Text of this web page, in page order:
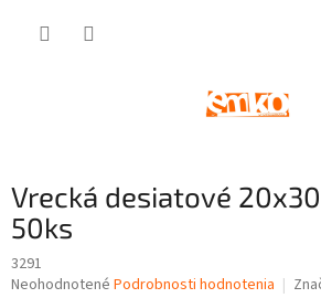
Vrecká desiatové
50ks
3291
Priemerné
Neohodnotené Podrobnosti hodnotenia